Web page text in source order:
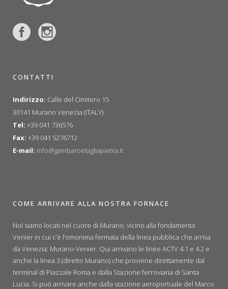
CONTATTI
Indirizzo: Calle del Cimitero 15
30141 Murano Venezia (ITALY)
Tel: +39 041 736576
Fax: +39 041 5276712
E-mail: info@gambaroetagliapietra.it
COME ARRIVARE ALLA NOSTRA FORNACE
Noi siamo locati nel cuore di Murano, vicino alla fondamenta
Venier in cui c’è l’omonima fermata della linea pubblica che arriva
da Venezia: Murano-Venier. Qui arrivano le linee ACTV 4.1 e 4.2 e
anche la linea 3 (diretto Murano) che proviene direttamente dal
terminal di Piazzale Roma e dalla Stazione ferroviaria di Santa
Lucia. Si può arrivare anche dalla stazione aeroportuale del Marco